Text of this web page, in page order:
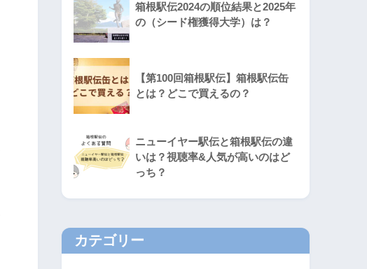
箱根駅伝2024の順位結果と2025年
の（シード権獲得大学）は？
【第100回箱根駅伝】箱根駅伝缶
とは？どこで買えるの？
ニューイヤー駅伝と箱根駅伝の違
いは？視聴率&人気が高いのはど
っち？
カテゴリー